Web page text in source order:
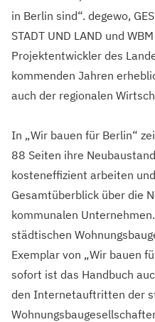
in Berlin sind“. degewo,
STADT UND LAND und
Projektentwickler des
kommenden Jahren
auch der regionalen
In „Wir bauen für Berlin“
88 Seiten ihre
kosteneffizient arbeiten
Gesamtüberblick über die
kommunalen
städtischen
Exemplar von „Wir bauen
sofort ist das Handbuch
den Internetauftritten der